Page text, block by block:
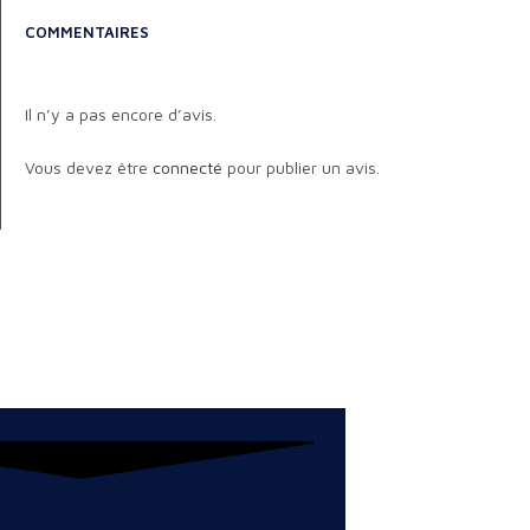
COMMENTAIRES
Il n’y a pas encore d’avis.
Vous devez être connecté pour publier un avis.